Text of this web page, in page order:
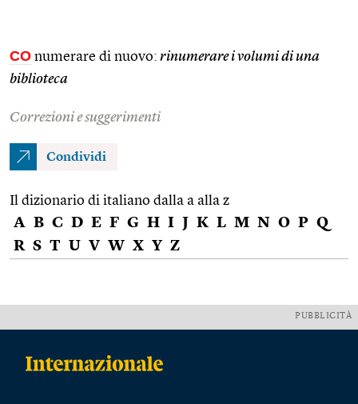
CO numerare di nuovo: rinumerare i volumi di una
biblioteca
Correzioni e suggerimenti
Condividi
Il dizionario di italiano dalla a alla z
A B C D E F G H I J K L M N O P Q
R S T U V W X Y Z
PUBBLICITÀ